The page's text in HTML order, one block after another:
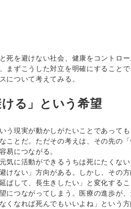
死を避けない社会、健康をコントロ
まずこうした対立を明確にすること
について考えてみる。
ける」という希望
う現実が動かしがたいことであって
ことだ。ただその考えは、その先の
易につながる。
気に活動ができるうちは死にたくな
けない」方向がある。しかし、その
ばして、長生きしたい」と変化する
につながってしまう。医療の進歩が
なくなれば死んでもいいよね」という